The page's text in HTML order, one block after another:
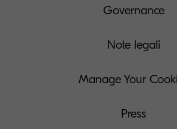
Governance
Note legali
Manage Your
Press